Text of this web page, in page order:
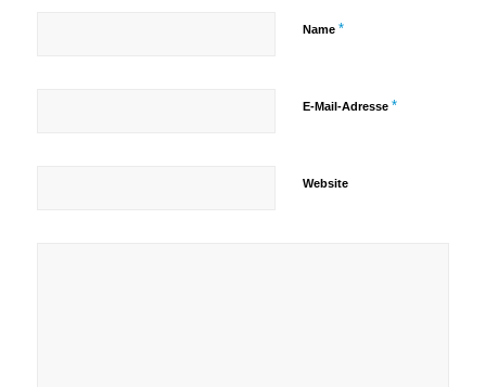
Name *
E-Mail-Adresse *
Website